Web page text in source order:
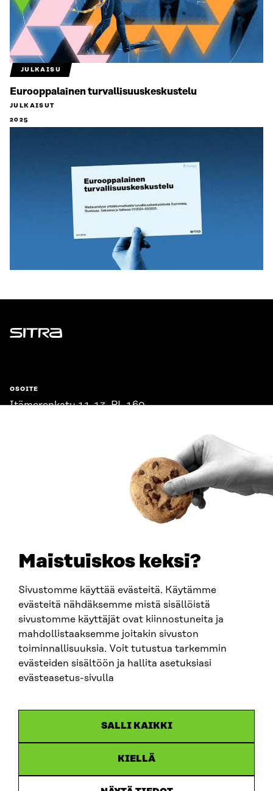
Maistuiskos keksi?
Sivustomme käyttää evästeitä. Käytämme
evästeitä nähdäksemme mistä sisällöistä
sivustomme käyttäjät ovat kiinnostuneita ja
mahdollistaaksemme joitakin sivuston
toiminnallisuuksia. Voit tutustua tarkemmin
evästeiden sisältöön ja hallita asetuksiasi
evästeasetus-sivulla
SALLI KAIKKI
KIELLÄ
JULKAISU
Eurooppalainen turvallisuuskeskustelu
JULKAISUT
2025
Sitra
OSOITE
Itämerenkatu 11-13, PL 160,
SITRA SOSIAALISESSA MEDIASSA
LinkedIn
Instagram
YouTube